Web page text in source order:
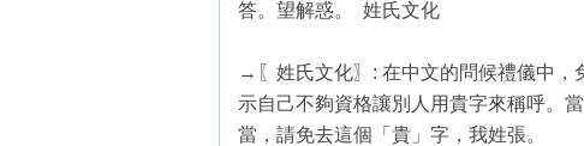
答。望解惑。 姓氏文化
→〖姓氏文化〗: 在中文的問候禮儀中，
示自己不夠資格讓別人用貴字來稱呼。
當，請免去這個「貴」字，我姓張。